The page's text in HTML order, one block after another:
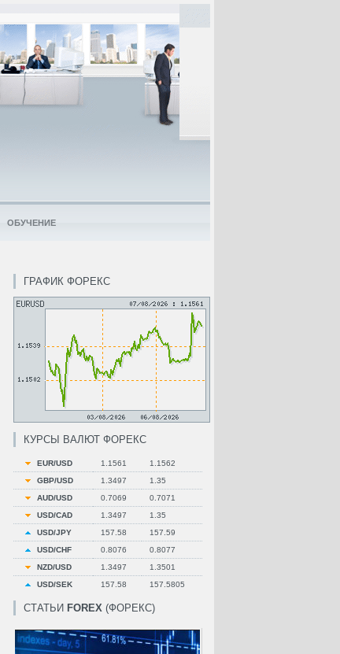
ГРАФИК ФОРЕКС
КУРСЫ ВАЛЮТ ФОРЕКС
EUR/USD 1.1561
1.1562
GBP/USD
1.3497
1.35
AUD/USD
0.7069
0.7071
USD/CAD
1.3497
1.35
USD/JPY
157.58
157.59
USD/CHF
0.8076
0.8077
NZD/USD
1.3497
1.3501
USD/SEK
157.58 157.5805
СТАТЬИ FOREX (ФОРЕКС)
ОБУЧЕНИЕ